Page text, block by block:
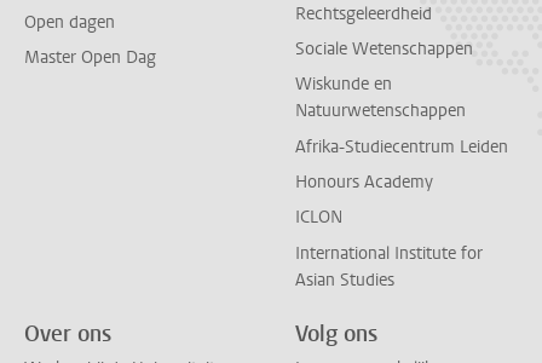
Open dagen
Master Open Dag
Rechtsgeleerdheid
Sociale Wetenschappen
Wiskunde en
Natuurwetenschappen
Afrika-Studiecentrum Leiden
Honours Academy
ICLON
International Institute for
Asian Studies
Over ons Volg ons